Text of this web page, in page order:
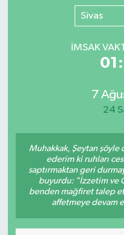
Sivas
İMSAK
7
24
Muhakkak, Şeytan
ederim ki ruhları
saptırmaktan geri
buyurdu: "İzzetim ve
benden mağfiret talep
affetmeye devam
LEZETLERİMİZ
EĞİTİM
ÇEVRE
Puan Durumu ve
Tüm Manşetler
Haber Arşivi